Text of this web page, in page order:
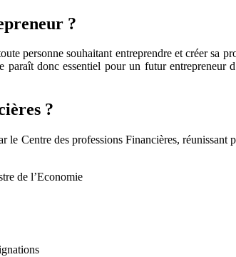
?
personne souhaitant entreprendre et créer sa
donc essentiel pour un futur entrepreneur
?
Centre des professions Financières,
de l’Economie